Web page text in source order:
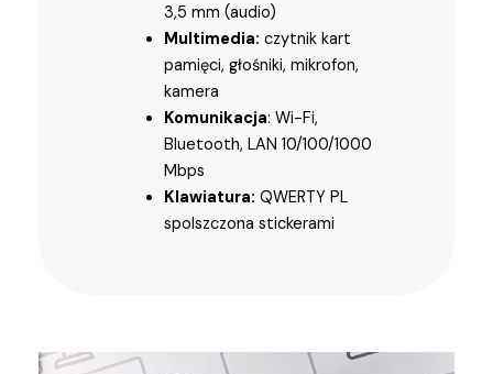
3,5 mm (audio)
Multimedia: czytnik kart
pamięci, głośniki, mikrofon,
kamera
Komunikacja: Wi-Fi,
Bluetooth, LAN 10/100/1000
Mbps
Klawiatura: QWERTY PL
spolszczona stickerami